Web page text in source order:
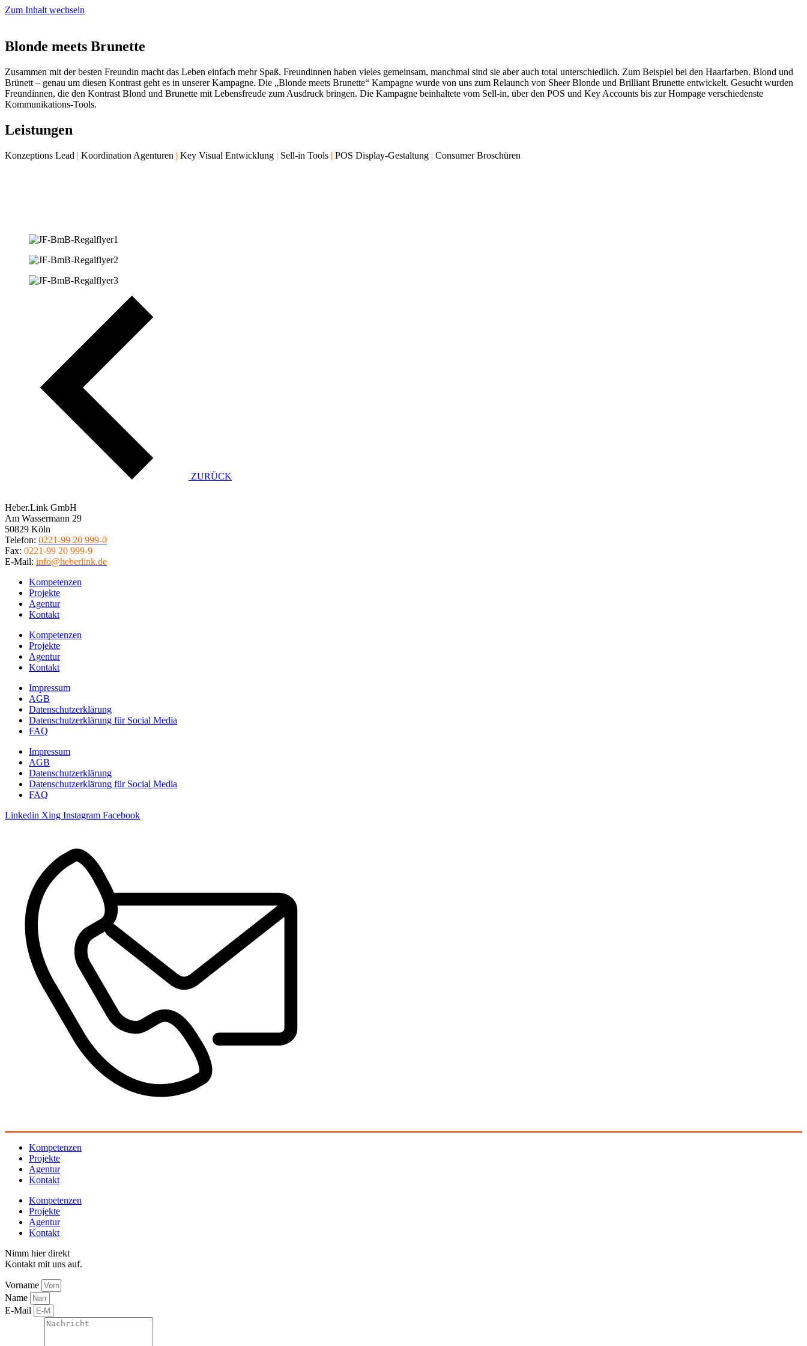
Zum Inhalt wechseln
Blonde meets Brunette
Zusammen mit der besten Freundin macht das Leben einfach mehr Spaß. Freundinnen haben vieles gemeinsam, manchmal sind sie aber auch total unterschiedlich. Zum Beispiel bei den Haarfarben. Blond und
Brünett – genau um diesen Kontrast geht es in unserer Kampagne. Die „Blonde meets Brunette“ Kampagne wurde von uns zum Relaunch von Sheer Blonde und Brilliant Brunette entwickelt. Gesucht wurden
Freundinnen, die den Kontrast Blond und Brunette mit Lebensfreude zum Ausdruck bringen. Die Kampagne beinhaltete vom Sell-in, über den POS und Key Accounts bis zur Hompage verschiedenste
Kommunikations-Tools.
Leistungen
Konzeptions Lead | Koordination Agenturen | Key Visual Entwicklung | Sell-in Tools | POS Display-Gestaltung | Consumer Broschüren
ZURÜCK
Heber.Link GmbH
Am Wassermann 29
50829 Köln
Telefon: 0221-99 20 999-0
Fax: 0221-99 20 999-9
E-Mail: info@heberlink.de
Kompetenzen
Projekte
Agentur
Kontakt
Kompetenzen
Projekte
Agentur
Kontakt
Impressum
AGB
Datenschutzerklärung
Datenschutzerklärung für Social Media
FAQ
Impressum
AGB
Datenschutzerklärung
Datenschutzerklärung für Social Media
FAQ
Linkedin Xing Instagram Facebook
Kompetenzen
Projekte
Agentur
Kontakt
Kompetenzen
Projekte
Agentur
Kontakt
Nimm hier direkt
Kontakt mit uns auf.
Vorname
Name
E-Mail